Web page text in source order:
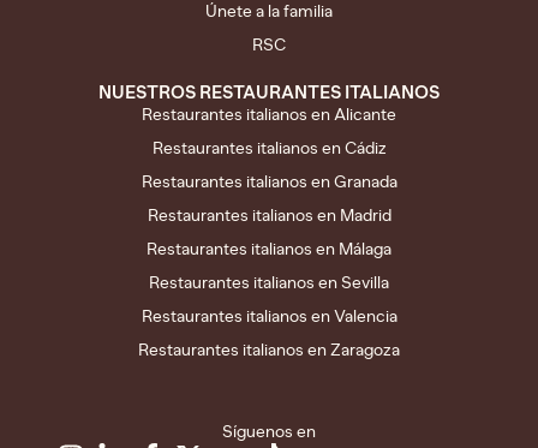
Únete a la familia
RSC
NUESTROS RESTAURANTES ITALIANOS
Restaurantes italianos en Alicante
Restaurantes italianos en Cádiz
Restaurantes italianos en Granada
Restaurantes italianos en Madrid
Restaurantes italianos en Málaga
Restaurantes italianos en Sevilla
Restaurantes italianos en Valencia
Restaurantes italianos en Zaragoza
Síguenos en